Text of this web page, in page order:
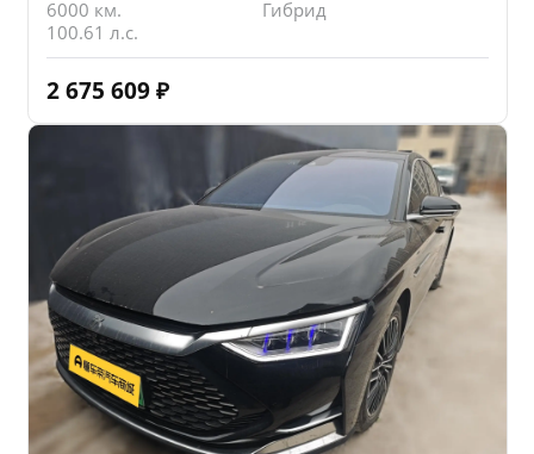
6000 км.
Гибрид
100.61 л.с.
2 675 609 ₽